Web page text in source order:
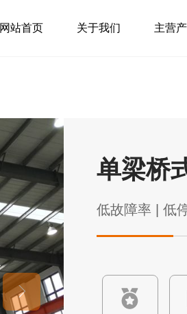
网站首页 关于我们 主营
单梁桥
低故障率 | 低